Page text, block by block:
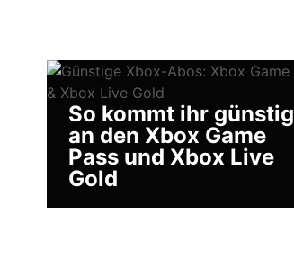
So kommt ihr günstig
an den Xbox Game
Pass und Xbox Live
Gold